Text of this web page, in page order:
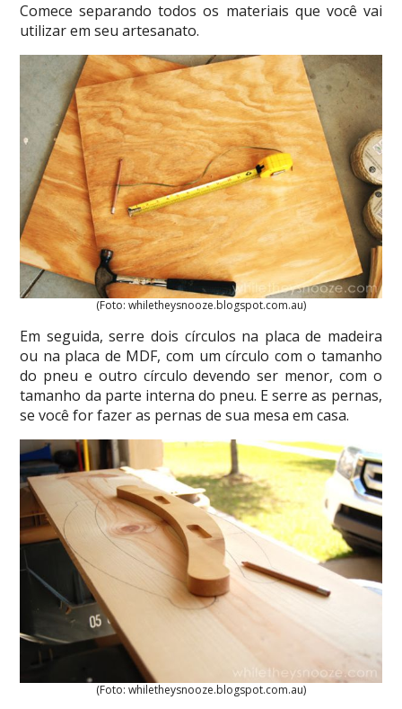
Comece separando todos os materiais que você vai
utilizar em seu artesanato.
(Foto: whiletheysnooze.blogspot.com.au)
Em seguida, serre dois círculos na placa de madeira
ou na placa de MDF, com um círculo com o tamanho
do pneu e outro círculo devendo ser menor, com o
tamanho da parte interna do pneu. E serre as pernas,
se você for fazer as pernas de sua mesa em casa.
(Foto: whiletheysnooze.blogspot.com.au)